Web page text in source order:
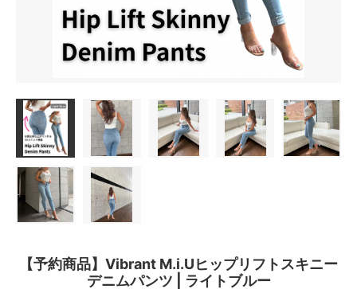
【予約商品】Vibrant M.i.Uヒップリフトスキニー
デニムパンツ | ライトブルー